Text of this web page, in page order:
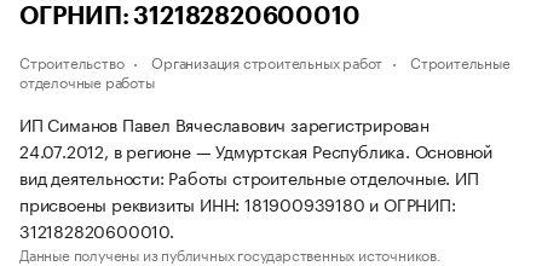
ОГРНИП: 312182820600010
Строительство Организация строительных работ
Строительные
отделочные работы
ИП Симанов Павел Вячеславович зарегистрирован
24.07.2012, в регионе — Удмуртская Республика. Основной
вид деятельности: Работы строительные отделочные. ИП
присвоены реквизиты ИНН: 181900939180 и ОГРНИП:
312182820600010.
Данные получены из публичных государственных источников.